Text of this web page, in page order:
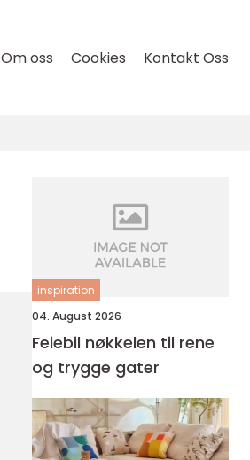
Om oss Cookies Kontakt Oss
inspiration
04. August 2026
Feiebil nøkkelen til rene
og trygge gater